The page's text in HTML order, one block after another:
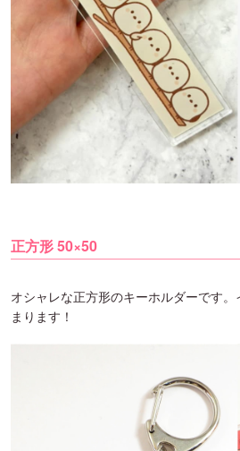
正方形 50×50
オシャレな正方形のキーホルダーです
まります！